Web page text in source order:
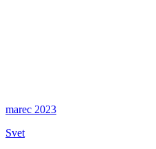
marec 2023
Svet